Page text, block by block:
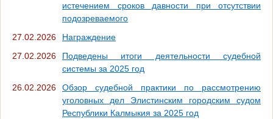
истечением сроков давности при отсутствии
подозреваемого
27.02.2026
Награждение
27.02.2026
Подведены итоги деятельности судебной
системы за 2025 год
26.02.2026
Обзор судебной практики по рассмотрению
уголовных дел Элистинским городским судом
Республики Калмыкия за 2025 год